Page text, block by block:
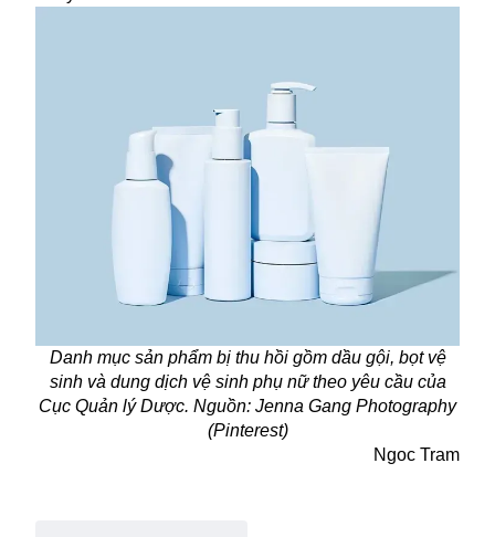
Danh mục sản phẩm bị thu hồi gồm dầu gội, bọt vệ
sinh và dung dịch vệ sinh phụ nữ theo yêu cầu của
Cục Quản lý Dược. Nguồn: Jenna Gang Photography
(Pinterest)
Ngoc Tram